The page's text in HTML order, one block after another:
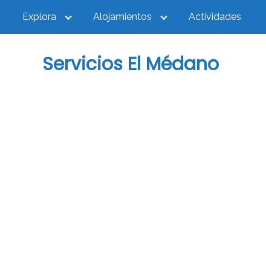
Explora Alojamientos Actividades
Servicios El Médano